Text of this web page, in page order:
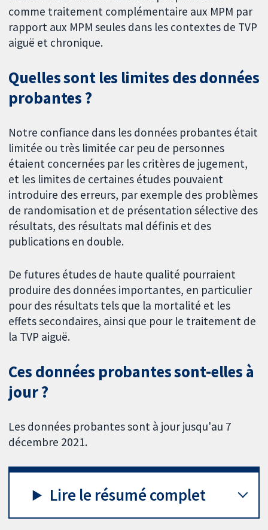
comme traitement complémentaire aux MPM par
rapport aux MPM seules dans les contextes de TVP
aiguë et chronique.
Quelles sont les limites des données
probantes ?
Notre confiance dans les données probantes était
limitée ou très limitée car peu de personnes
étaient concernées par les critères de jugement,
et les limites de certaines études pouvaient
introduire des erreurs, par exemple des problèmes
de randomisation et de présentation sélective des
résultats, des résultats mal définis et des
publications en double.
De futures études de haute qualité pourraient
produire des données importantes, en particulier
pour des résultats tels que la mortalité et les
effets secondaires, ainsi que pour le traitement de
la TVP aiguë.
Ces données probantes sont-elles à
jour ?
Les données probantes sont à jour jusqu'au 7
décembre 2021.
Lire le résumé complet